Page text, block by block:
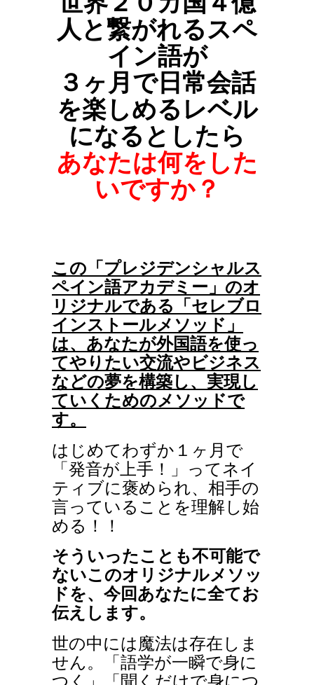
人と繋がれるスペ
イン語が
３ヶ月で日常会話
を楽しめるレベル
になるとしたら
あなたは何をした
いですか？
この「プレジデンシャルス
ペイン語アカデミー」のオ
リジナルである「セレブロ
インストールメソッド」
は、あなたが外国語を使っ
てやりたい交流やビジネス
などの夢を構築し、実現し
ていくためのメソッドで
す。
はじめてわずか１ヶ月で
「発音が上手！」ってネイ
ティブに褒められ、相手の
言っていることを理解し始
める！！
そういったことも不可能で
ないこのオリジナルメソッ
ドを、今回あなたに全てお
伝えします。
世の中には魔法は存在しま
せん。「語学が一瞬で身に
つく」「聞くだけで身につ